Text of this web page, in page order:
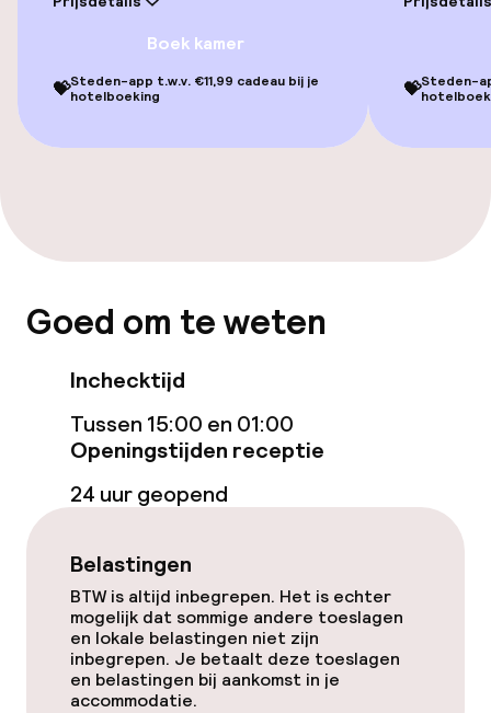
Eet- en drinkgelegenheden
Restaurant
Dieetopties
Glutenvrije opties
Faciliteiten en diensten voor kinderen
Schoonmaakvoorzieningen
Wasservice
Boek kamer
💝Steden-app t.w.v. €11,99 cadeau bij je
hotelboeking
💝Steden-
Goed om te weten
Inchecktijd
Tussen 15:00 en 01:00
Openingstijden receptie
24 uur geopend
Belastingen
BTW is altijd inbegrepen. Het is echter
mogelijk dat sommige andere toeslagen
en lokale belastingen niet zijn
inbegrepen. Je betaalt deze toeslagen
en belastingen bij aankomst in je
accommodatie.